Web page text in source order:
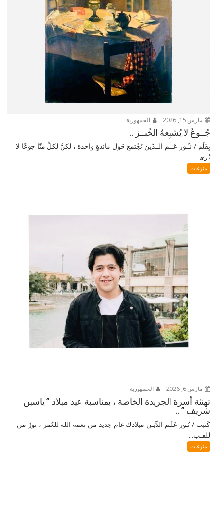
مارس 15, 2026 الجمهورية
جُــوعٌ لا يُشبِعهُ الخُبــز ..
بِقَلَم / نـُـور عَـلم الــدّين نَجْتمع حَول مائدةٍ واحدة ، لكنَّ لكلٍّ منّا جوعًا لا
يُرى...
منوعات
مارس 6, 2026 الجمهورية
تهنئة أسرة الجريدة الخاصة ، بمناسبة عيد ميلاد ” ياسين
شريف ” ..
كَتبت / نُـور عَلَـم الدِّيـن ميلادك عام جديد من نعمة الله للعُمر ، نورٌ من
للقلب...
منوعات